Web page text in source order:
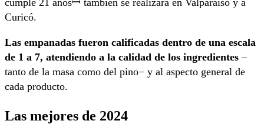
Curicó.
Las empanadas fueron calificadas dentro de una escala
de 1 a 7, atendiendo a la calidad de los ingredientes–
tanto de la masa como del pino− y al aspecto general de
cada producto.
Las mejores de 2024